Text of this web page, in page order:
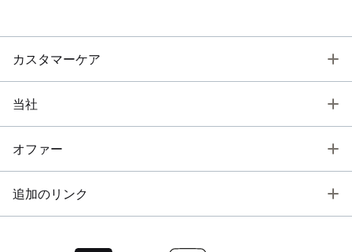
カスタマーケア
当社
オファー
追加のリンク